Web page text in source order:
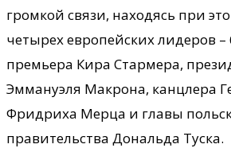
громкой связи, находясь при
четырех европейских лидеров –
премьера Кира Стармера,
Эммануэля Макрона, канцлера
Фридриха Мерца и главы
правительства Дональда Туска.